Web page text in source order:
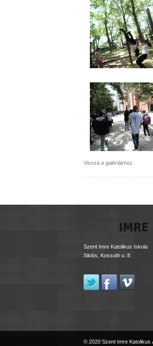
Vissza a galériákhoz
Szent Imre Katolikus Iskola
Siklós, Kossuth u. 8
© 2020 Szent Imre Katolikus